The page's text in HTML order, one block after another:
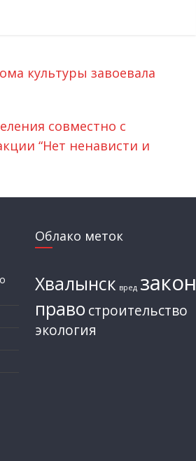
культуры завоевала
совместно с
“Нет ненависти и
Облако меток
Хвалынск вред закон
право строительство
экология